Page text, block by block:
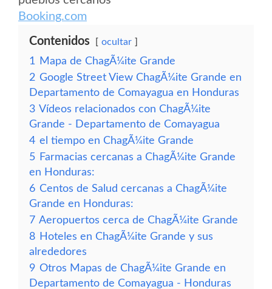
Booking.com
Contenidos ocultar
1
Mapa de ChagÃ¼ite Grande
2 Google Street View ChagÃ¼ite Grande en
Departamento de Comayagua en Honduras
3 Vídeos relacionados con ChagÃ¼ite
Grande - Departamento de Comayagua
4 el tiempo en ChagÃ¼ite Grande
5 Farmacias cercanas a ChagÃ¼ite Grande
en Honduras:
6 Centos de Salud cercanas a ChagÃ¼ite
Grande en Honduras:
7 Aeropuertos cerca de ChagÃ¼ite Grande
8 Hoteles en ChagÃ¼ite Grande y sus
alrededores
9 Otros Mapas de ChagÃ¼ite Grande en
Departamento de Comayagua - Honduras